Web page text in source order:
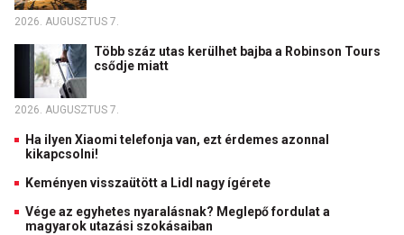
2026. AUGUSZTUS 7.
Több száz utas kerülhet bajba a Robinson Tours
csődje miatt
2026. AUGUSZTUS 7.
Ha ilyen Xiaomi telefonja van, ezt érdemes azonnal
kikapcsolni!
Keményen visszaütött a Lidl nagy ígérete
Vége az egyhetes nyaralásnak? Meglepő fordulat a
magyarok utazási szokásaiban